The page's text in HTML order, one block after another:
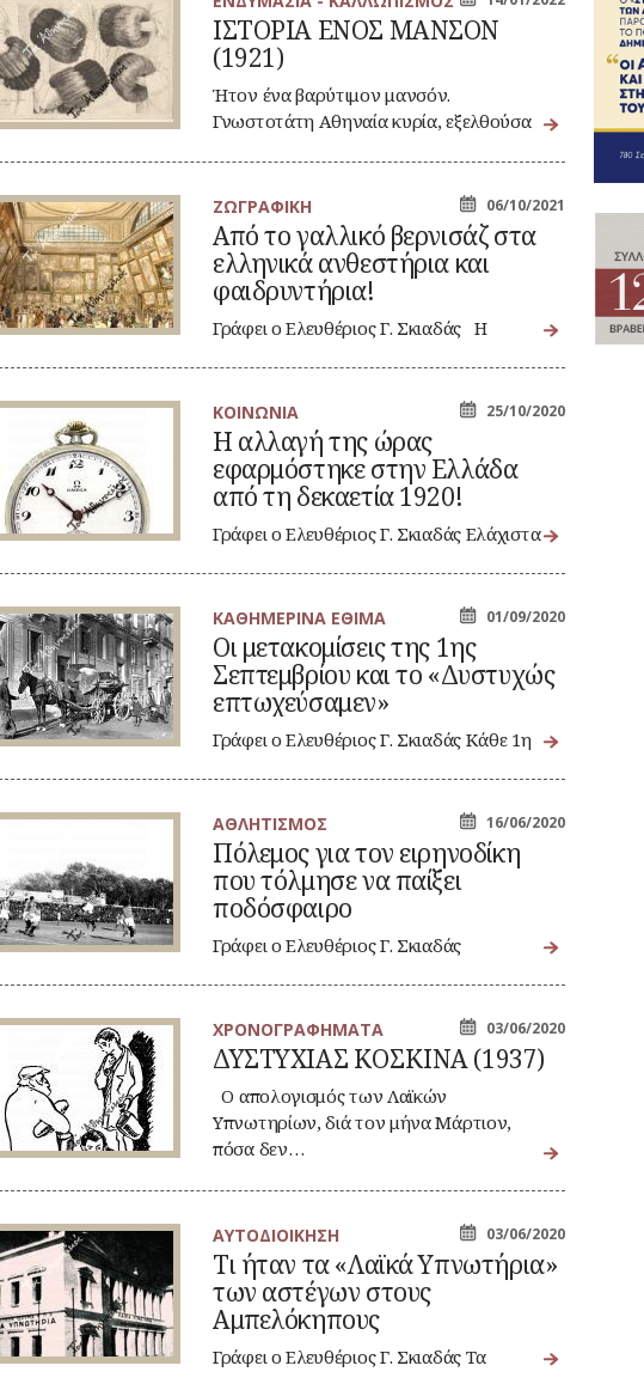
ΙΣΤΟΡΙΑ ΕΝΟΣ ΜΑΝΣΟΝ
(1921)
Ήτον ένα βαρύτιμον μανσόν.
Γνωστοτάτη Αθηναία κυρία, εξελθούσα
ΖΩΓΡΑΦΙΚΗ 06/10/2021
Από το γαλλικό βερνισάζ στα
ελληνικά ανθεστήρια και
φαιδρυντήρια!
Γράφει ο Ελευθέριος Γ. Σκιαδάς Η
ΚΟΙΝΩΝΙΑ 25/10/2020
Η αλλαγή της ώρας
εφαρμόστηκε στην Ελλάδα
από τη δεκαετία 1920!
Γράφει ο Ελευθέριος Γ. Σκιαδάς Ελάχιστα
ΚΑΘΗΜΕΡΙΝΑ ΕΘΙΜΑ 01/09/2020
Οι μετακομίσεις της 1ης
Σεπτεμβρίου και το «Δυστυχώς
επτωχεύσαμεν»
Γράφει ο Ελευθέριος Γ. Σκιαδάς Κάθε 1η
ΑΘΛΗΤΙΣΜΟΣ 16/06/2020
Πόλεμος για τον ειρηνοδίκη
που τόλμησε να παίξει
ποδόσφαιρο
Γράφει ο Ελευθέριος Γ. Σκιαδάς
ΧΡΟΝΟΓΡΑΦΗΜΑΤΑ 03/06/2020
ΔΥΣΤΥΧΙΑΣ ΚΟΣΚΙΝΑ (1937)
Ο απολογισμός των Λαϊκών
Υπνωτηρίων, διά τον μήνα Μάρτιον,
πόσα δεν…
ΑΥΤΟΔΙΟΙΚΗΣΗ 03/06/2020
Τι ήταν τα «Λαϊκά Υπνωτήρια»
των αστέγων στους
Αμπελόκηπους
Γράφει ο Ελευθέριος Γ. Σκιαδάς Τα